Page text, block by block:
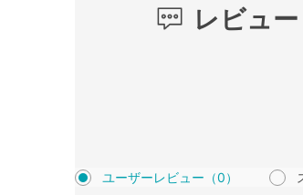
レビュー
ユーザーレビュー （0）